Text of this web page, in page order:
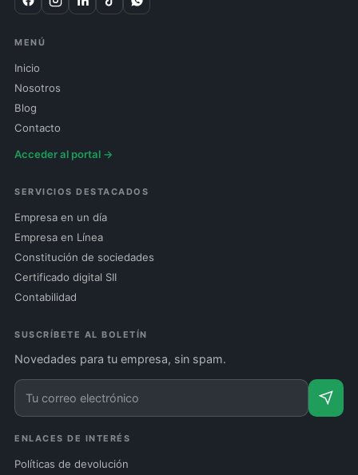
MENÚ
Inicio
Nosotros
Blog
Contacto
Acceder al portal →
SERVICIOS DESTACADOS
Empresa en un día
Empresa en Línea
Constitución de sociedades
Certificado digital SII
Contabilidad
SUSCRÍBETE AL BOLETÍN
Novedades para tu empresa, sin spam.
ENLACES DE INTERÉS
Políticas de devolución